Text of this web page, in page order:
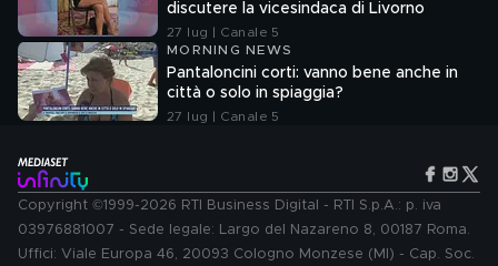
discutere la vicesindaca di Livorno
27 lug | Canale 5
MORNING NEWS
Pantaloncini corti: vanno bene anche in
città o solo in spiaggia?
27 lug | Canale 5
Copyright ©1999-2026 RTI Business Digital - RTI S.p.A.: p. iva
03976881007 - Sede legale: Largo del Nazareno 8, 00187 Roma.
Uffici: Viale Europa 46, 20093 Cologno Monzese (MI) - Cap. Soc.